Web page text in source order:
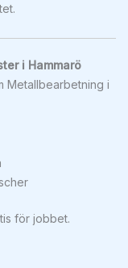
i Hammarö
Metallbearbetning i
för jobbet.